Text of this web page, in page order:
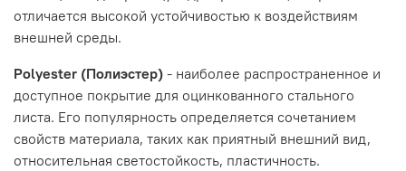
отличается высокой устойчивостью к воздействиям
внешней среды.
Polyester (Полиэстер) - наиболее распространенное и
доступное покрытие для оцинкованного стального
листа. Его популярность определяется сочетанием
свойств материала, таких как приятный внешний вид,
относительная светостойкость, пластичность.